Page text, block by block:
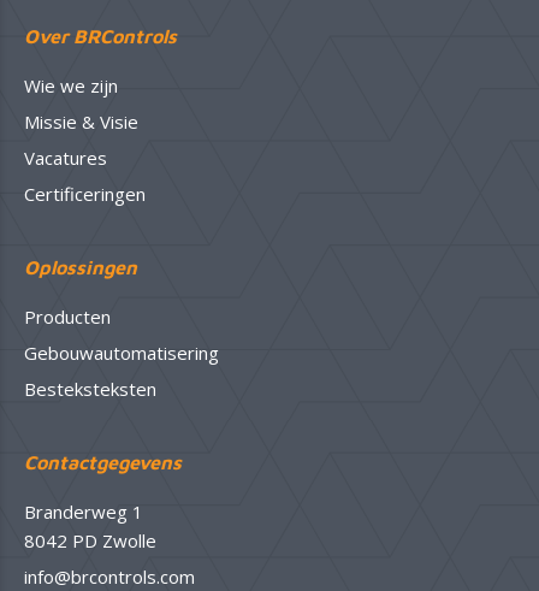
Over BRControls
Wie we zijn
Missie & Visie
Vacatures
Certificeringen
Oplossingen
Producten
Gebouwautomatisering
Besteksteksten
Contactgegevens
Branderweg 1
8042 PD Zwolle
info@brcontrols.com